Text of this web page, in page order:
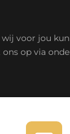
voor jou
op via